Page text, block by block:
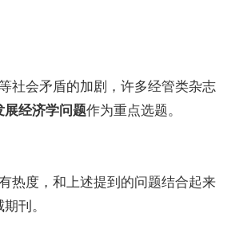
社会矛盾的加剧，许多经管类杂志
经济学问题作为重点选题。
热度，和上述提到的问题结合起来
刊。